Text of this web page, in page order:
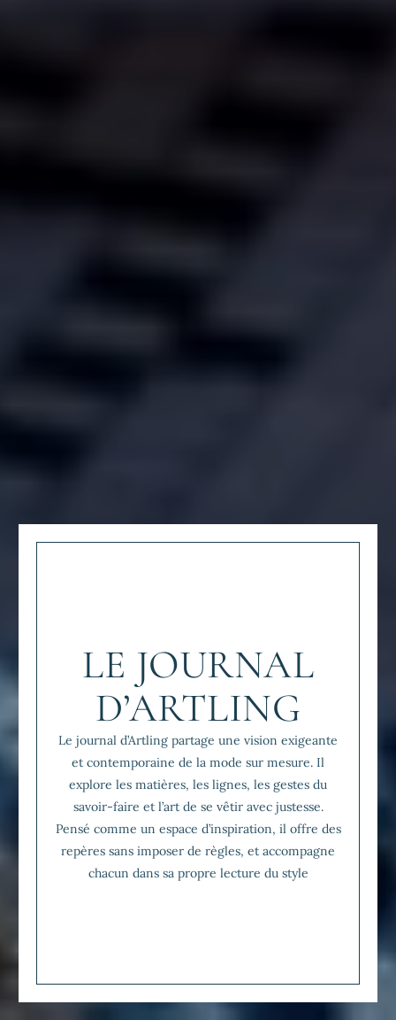
LE JOURNAL
D’ARTLING
Le journal d’Artling partage une vision exigeante
et contemporaine de la mode sur mesure. Il
explore les matières, les lignes, les gestes du
savoir-faire et l’art de se vêtir avec justesse.
Pensé comme un espace d’inspiration, il offre des
repères sans imposer de règles, et accompagne
chacun dans sa propre lecture du style